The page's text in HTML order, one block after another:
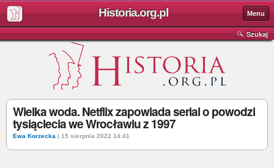
Historia.org.pl Menu
Szukaj
Wielka woda. Netflix zapowiada serial o powodzi
tysiąclecia we Wrocławiu z 1997
Ewa Korzecka | 15 sierpnia 2022 14:41